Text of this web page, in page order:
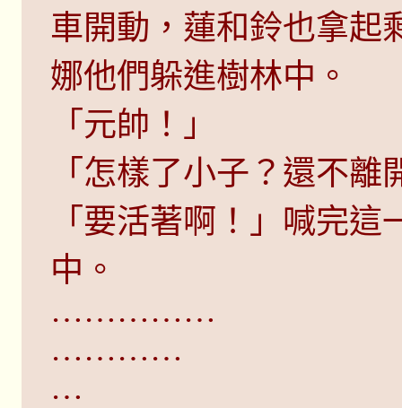
車開動，蓮和鈴也拿起
娜他們躲進樹林中。
「元帥！」
「怎樣了小子？還不離
「要活著啊！」喊完
中。
……………
…………
…